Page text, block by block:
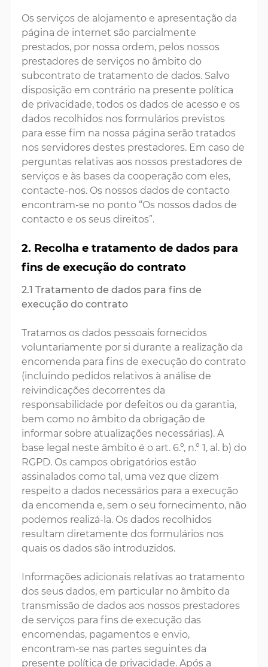
Os serviços de alojamento e apresentação da
página de internet são parcialmente
prestados, por nossa ordem, pelos nossos
prestadores de serviços no âmbito do
subcontrato de tratamento de dados. Salvo
disposição em contrário na presente política
de privacidade, todos os dados de acesso e os
dados recolhidos nos formulários previstos
para esse fim na nossa página serão tratados
nos servidores destes prestadores. Em caso de
perguntas relativas aos nossos prestadores de
serviços e às bases da cooperação com eles,
contacte-nos. Os nossos dados de contacto
encontram-se no ponto “Os nossos dados de
contacto e os seus direitos”.
2. Recolha e tratamento de dados para
fins de execução do contrato
2.1 Tratamento de dados para fins de
execução do contrato
Tratamos os dados pessoais fornecidos
voluntariamente por si durante a realização da
encomenda para fins de execução do contrato
(incluindo pedidos relativos à análise de
reivindicações decorrentes da
responsabilidade por defeitos ou da garantia,
bem como no âmbito da obrigação de
informar sobre atualizações necessárias). A
base legal neste âmbito é o art. 6.º, n.º 1, al. b) do
RGPD. Os campos obrigatórios estão
assinalados como tal, uma vez que dizem
respeito a dados necessários para a execução
da encomenda e, sem o seu fornecimento, não
podemos realizá-la. Os dados recolhidos
resultam diretamente dos formulários nos
quais os dados são introduzidos.
Informações adicionais relativas ao tratamento
dos seus dados, em particular no âmbito da
transmissão de dados aos nossos prestadores
de serviços para fins de execução das
encomendas, pagamentos e envio,
encontram-se nas partes seguintes da
presente política de privacidade. Após a